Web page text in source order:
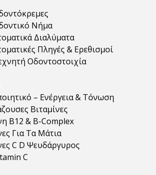
Νήμα
Διαλύματα
Πληγές & Ερεθισμοί
Οδοντοστοιχία
– Ενέργεια & Τόνωση
Βιταμίνες
B12 & Β-Complex
Για Τα Μάτια
C D Ψευδάργυρος
C